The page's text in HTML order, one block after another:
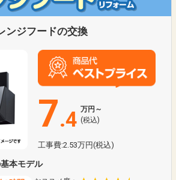
ンジフードの交換
7.4 万円～
(税込)
工事費:2.53万円(税込)
本モデル